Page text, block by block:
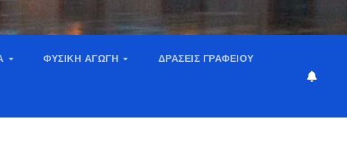
ΦΥΣΙΚΉ ΑΓΩΓΉ ΔΡΆΣΕΙΣ ΓΡΑΦΕΊΟΥ